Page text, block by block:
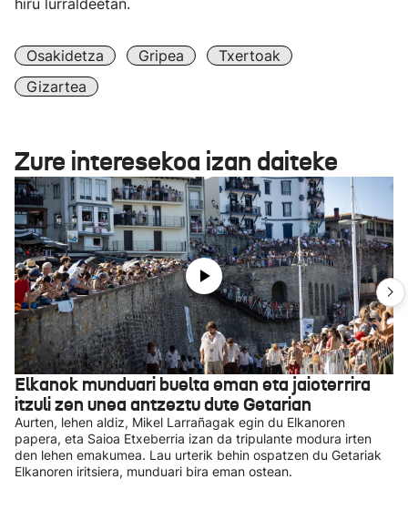
hiru lurraldeetan.
Osakidetza Gripea
Txertoak
Gizartea
Zure interesekoa izan daiteke
Elkanok munduari buelta eman eta jaioterrira
itzuli zen unea antzeztu dute Getarian
Aurten, lehen aldiz, Mikel Larrañagak egin du Elkanoren
papera, eta Saioa Etxeberria izan da tripulante modura irten
den lehen emakumea. Lau urterik behin ospatzen du Getariak
Elkanoren iritsiera, munduari bira eman ostean.